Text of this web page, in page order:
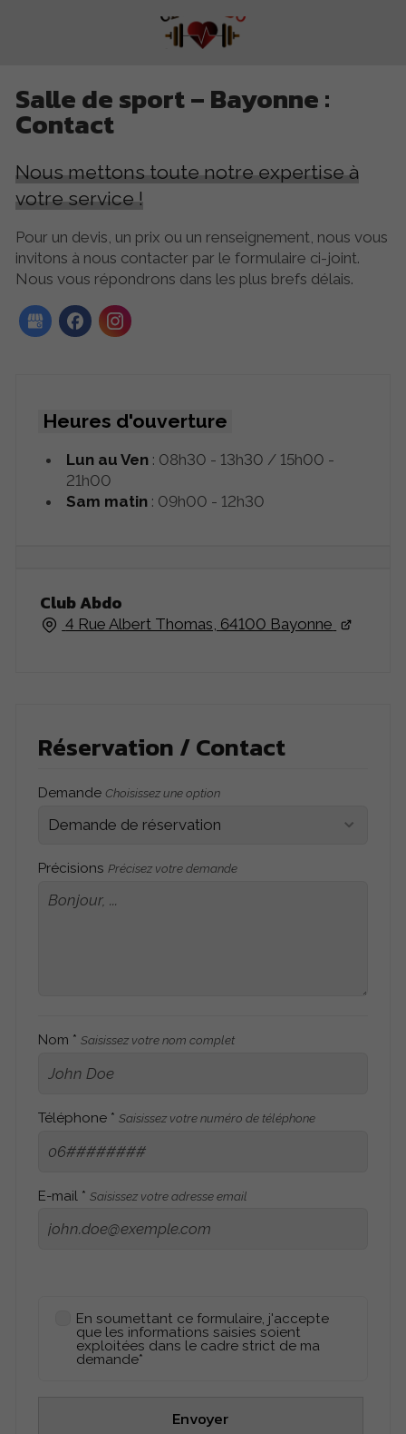
Salle de sport – Bayonne :
Contact
Nous mettons toute notre expertise à
votre service !
Pour un devis, un prix ou un renseignement, nous vous
invitons à nous contacter par le formulaire ci-joint.
Nous vous répondrons dans les plus brefs délais.
Heures d'ouverture
Lun au Ven: 08h30 - 13h30 / 15h00 -
21h00
Sam matin: 09h00 - 12h30
Club Abdo
4 Rue Albert Thomas, 64100 Bayonne
Réservation / Contact
Demande Choisissez une option
Précisions Précisez votre demande
Nom * Saisissez votre nom complet
Téléphone * Saisissez votre numéro de téléphone
E-mail * Saisissez votre adresse email
En soumettant ce formulaire, j'accepte
que les informations saisies soient
exploitées dans le cadre strict de ma
demande*
Envoyer